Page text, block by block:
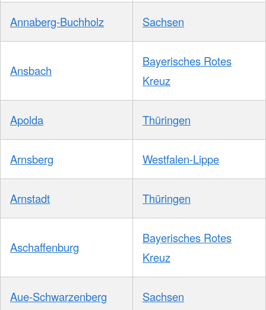
Annaberg-Buchholz Sachsen
Ansbach
Bayerisches Rotes
Kreuz
Apolda Thüringen
Arnsberg Westfalen-Lippe
Arnstadt Thüringen
Aschaffenburg
Bayerisches Rotes
Kreuz
Aue-Schwarzenberg Sachsen